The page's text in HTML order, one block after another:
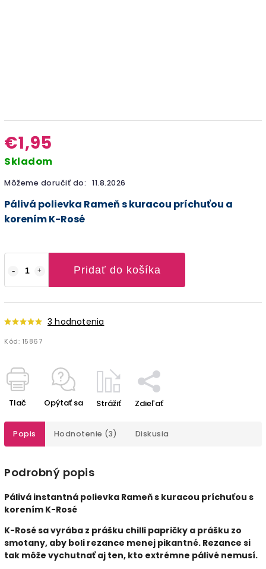
€1,95
Skladom
Môžeme doručiť do: 11.8.2026
Pridať do košíka
3 hodnotenia
Kód: 15867
Pálivá polievka Rameň s kuracou príchuťou a
korením K-Rosé
Tlač Opýtať sa Strážiť Zdieľať
Popis Hodnotenie (3) Diskusia
Podrobný popis
Pálivá instantná polievka Rameň s kuracou príchuťou s
korením K-Rosé
K-Rosé sa vyrába z prášku chilli papričky a prášku zo
smotany, aby boli rezance menej pikantné. Rezance si
tak môže vychutnať aj ten, kto extrémne pálivé nemusí.